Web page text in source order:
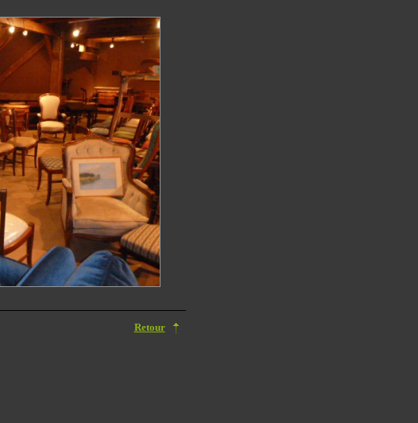
Retour